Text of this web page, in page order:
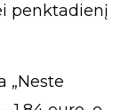
penktadienį
„Neste